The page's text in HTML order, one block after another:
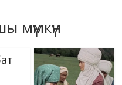
мүмкүн